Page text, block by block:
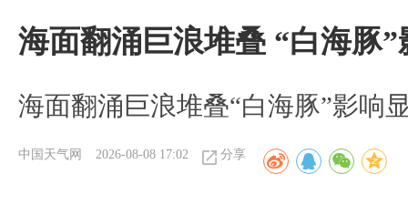
海面翻涌巨浪堆叠 “白海豚”
海面翻涌巨浪堆叠“白海豚”影响
中国天气网 2026-08-08 17:02 分享